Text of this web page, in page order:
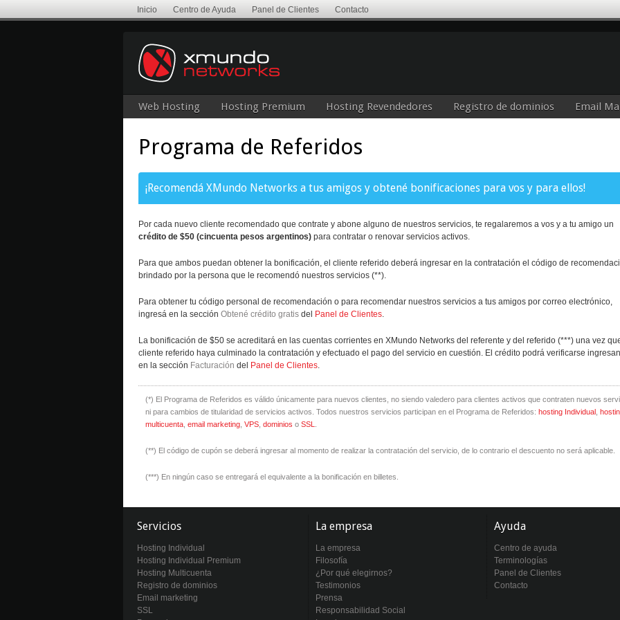
Inicio Centro de Ayuda Panel de Clientes Contacto
Web Hosting Hosting Premium Hosting Revendedores Registro de dominios Email
Programa de Referidos
¡Recomendá XMundo Networks a tus amigos y obtené bonificaciones para vos y para ellos!
Por cada nuevo cliente recomendado que contrate y abone alguno de nuestros servicios, te regalaremos a vos y a tu amigo un
crédito de $50 (cincuenta pesos argentinos)para contratar o renovar servicios activos.
Para que ambos puedan obtener la bonificación, el cliente referido deberá ingresar en la contratación el código de
brindado por la persona que le recomendó nuestros servicios (**).
Para obtener tu código personal de recomendación o para recomendar nuestros servicios a tus amigos por correo electrónico,
ingresá en la sección Obtené crédito gratisdel Panel de Clientes.
La bonificación de $50 se acreditará en las cuentas corrientes en XMundo Networks del referente y del referido (***) una vez
cliente referido haya culminado la contratación y efectuado el pago del servicio en cuestión. El crédito podrá verificarse
en la sección Facturación del Panel de Clientes.
(*) El Programa de Referidos es válido únicamente para nuevos clientes, no siendo valedero para clientes activos que contraten nuevos
ni para cambios de titularidad de servicios activos. Todos nuestros servicios participan en el Programa de Referidos: hosting Individual,
multicuenta, email marketing, VPS, dominios o SSL
(**) El código de cupón se deberá ingresar al momento de realizar la contratación del servicio, de lo contrario el descuento no será aplicable.
(***) En ningún caso se entregará el equivalente a la bonificación en billetes.
Servicios
Hosting Individual
Hosting Individual Premium
Hosting Multicuenta
Registro de dominios
Email marketing
SSL
La empresa
La empresa
Filosofía
¿Por qué elegirnos?
Testimonios
Prensa
Responsabilidad Social
Ayuda
Centro de ayuda
Terminologías
Panel de Clientes
Contacto